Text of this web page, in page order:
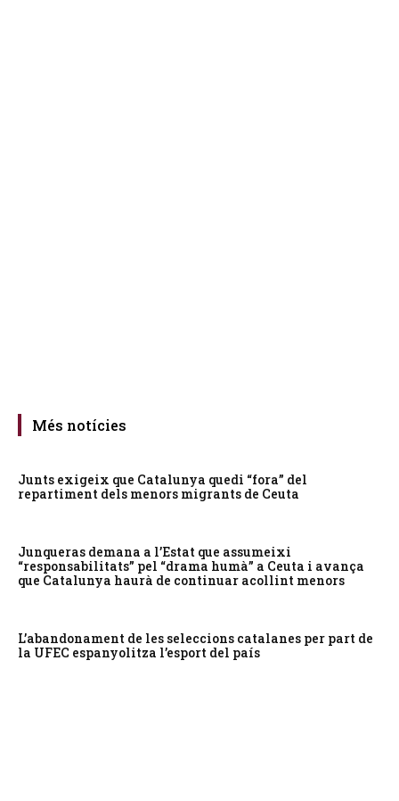
Més notícies
Junts exigeix que Catalunya quedi “fora” del
repartiment dels menors migrants de Ceuta
Junqueras demana a l’Estat que assumeixi
“responsabilitats” pel “drama humà” a Ceuta i avança
que Catalunya haurà de continuar acollint menors
L’abandonament de les seleccions catalanes per part de
la UFEC espanyolitza l’esport del país